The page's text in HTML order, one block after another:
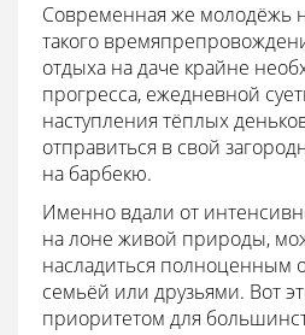
Современная же молодёжь
такого
отдыха на даче крайне
прогресса, ежедневной
наступления тёплых
отправиться в свой
на барбекю.
Именно вдали от
на лоне живой природы,
насладиться полноценным
семьёй или друзьями. Вот
приоритетом для